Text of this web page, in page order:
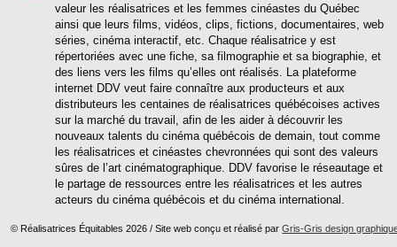
valeur les réalisatrices et les femmes cinéastes du Québec
ainsi que leurs films, vidéos, clips, fictions, documentaires, web
séries, cinéma interactif, etc. Chaque réalisatrice y est
répertoriées avec une fiche, sa filmographie et sa biographie, et
des liens vers les films qu’elles ont réalisés. La plateforme
internet DDV veut faire connaître aux producteurs et aux
distributeurs les centaines de réalisatrices québécoises actives
sur la marché du travail, afin de les aider à découvrir les
nouveaux talents du cinéma québécois de demain, tout comme
les réalisatrices et cinéastes chevronnées qui sont des valeurs
sûres de l’art cinématographique. DDV favorise le réseautage et
le partage de ressources entre les réalisatrices et les autres
acteurs du cinéma québécois et du cinéma international.
© Réalisatrices Équitables 2026 / Site web conçu et réalisé parGris-Gris design